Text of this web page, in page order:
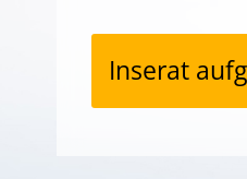
Inserat